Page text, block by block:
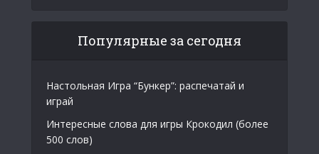
Популярные за сегодня
Настольная Игра “Бункер”: распечатай и
играй
Интересные слова для игры Крокодил (более
500 слов)